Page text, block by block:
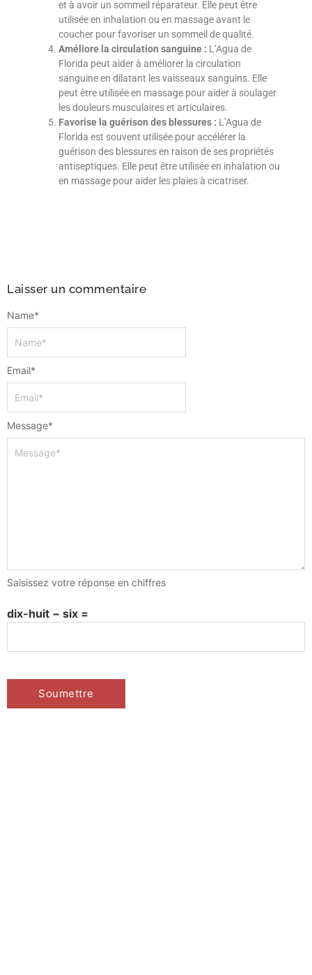
et à avoir un sommeil réparateur. Elle peut être
utilisée en inhalation ou en massage avant le
coucher pour favoriser un sommeil de qualité.
Améliore la circulation sanguine : L’Agua de
Florida peut aider à améliorer la circulation
sanguine en dilatant les vaisseaux sanguins. Elle
peut être utilisée en massage pour aider à soulager
les douleurs musculaires et articulaires.
Favorise la guérison des blessures : L’Agua de
Florida est souvent utilisée pour accélérer la
guérison des blessures en raison de ses propriétés
antiseptiques. Elle peut être utilisée en inhalation ou
en massage pour aider les plaies à cicatriser.
Laisser un commentaire
Message*
Name*
Email*
Saisissez votre réponse en chiffres
dix-huit − six =